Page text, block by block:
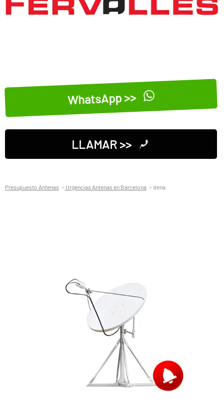
WhatsApp >>
LLAMAR >>
Presupuesto Antenas Urgencias Antenas en Barcelona dena